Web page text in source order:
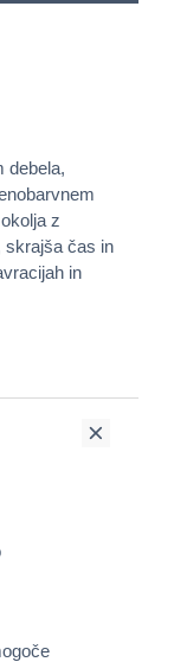
debela,
z
skrajša čas in
in